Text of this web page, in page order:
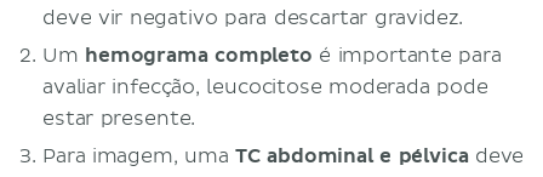
deve vir negativo para descartar gravidez.
Um hemograma completo é importante para
avaliar infecção, leucocitose moderada pode
estar presente.
Para imagem, umaTC abdominal e pélvica deve